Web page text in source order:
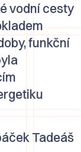
vodní cesty
funkční
Tadeáš